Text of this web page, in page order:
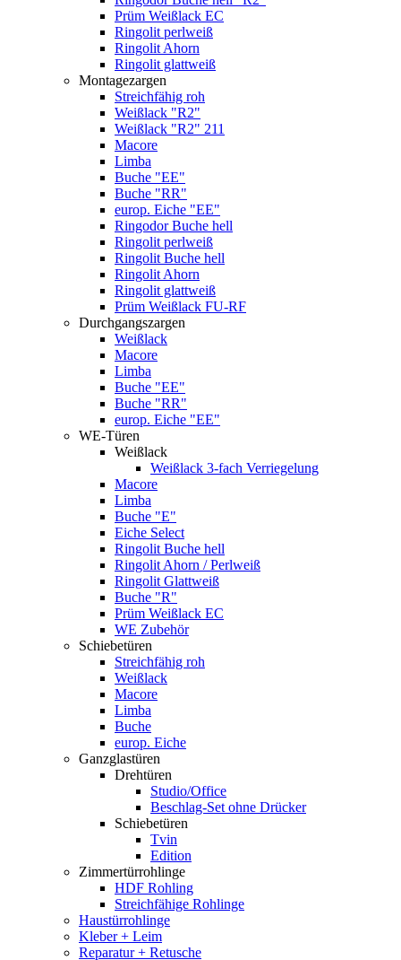
Prüm Weißlack EC
Ringolit perlweiß
Ringolit Ahorn
Ringolit glattweiß
Montagezargen
Streichfähig roh
Weißlack "R2"
Weißlack "R2" 211
Macore
Limba
Buche "EE"
Buche "RR"
europ. Eiche "EE"
Ringodor Buche hell
Ringolit perlweiß
Ringolit Buche hell
Ringolit Ahorn
Ringolit glattweiß
Prüm Weißlack FU-RF
Durchgangszargen
Weißlack
Macore
Limba
Buche "EE"
Buche "RR"
europ. Eiche "EE"
WE-Türen
Weißlack
Weißlack 3-fach Verriegelung
Macore
Limba
Buche "E"
Eiche Select
Ringolit Buche hell
Ringolit Ahorn / Perlweiß
Ringolit Glattweiß
Buche "R"
Prüm Weißlack EC
WE Zubehör
Schiebetüren
Streichfähig roh
Weißlack
Macore
Limba
Buche
europ. Eiche
Ganzglastüren
Drehtüren
Studio/Office
Beschlag-Set ohne Drücker
Schiebetüren
Tvin
Edition
Zimmertürrohlinge
HDF Rohling
Streichfähige Rohlinge
Haustürrohlinge
Kleber + Leim
Reparatur + Retusche